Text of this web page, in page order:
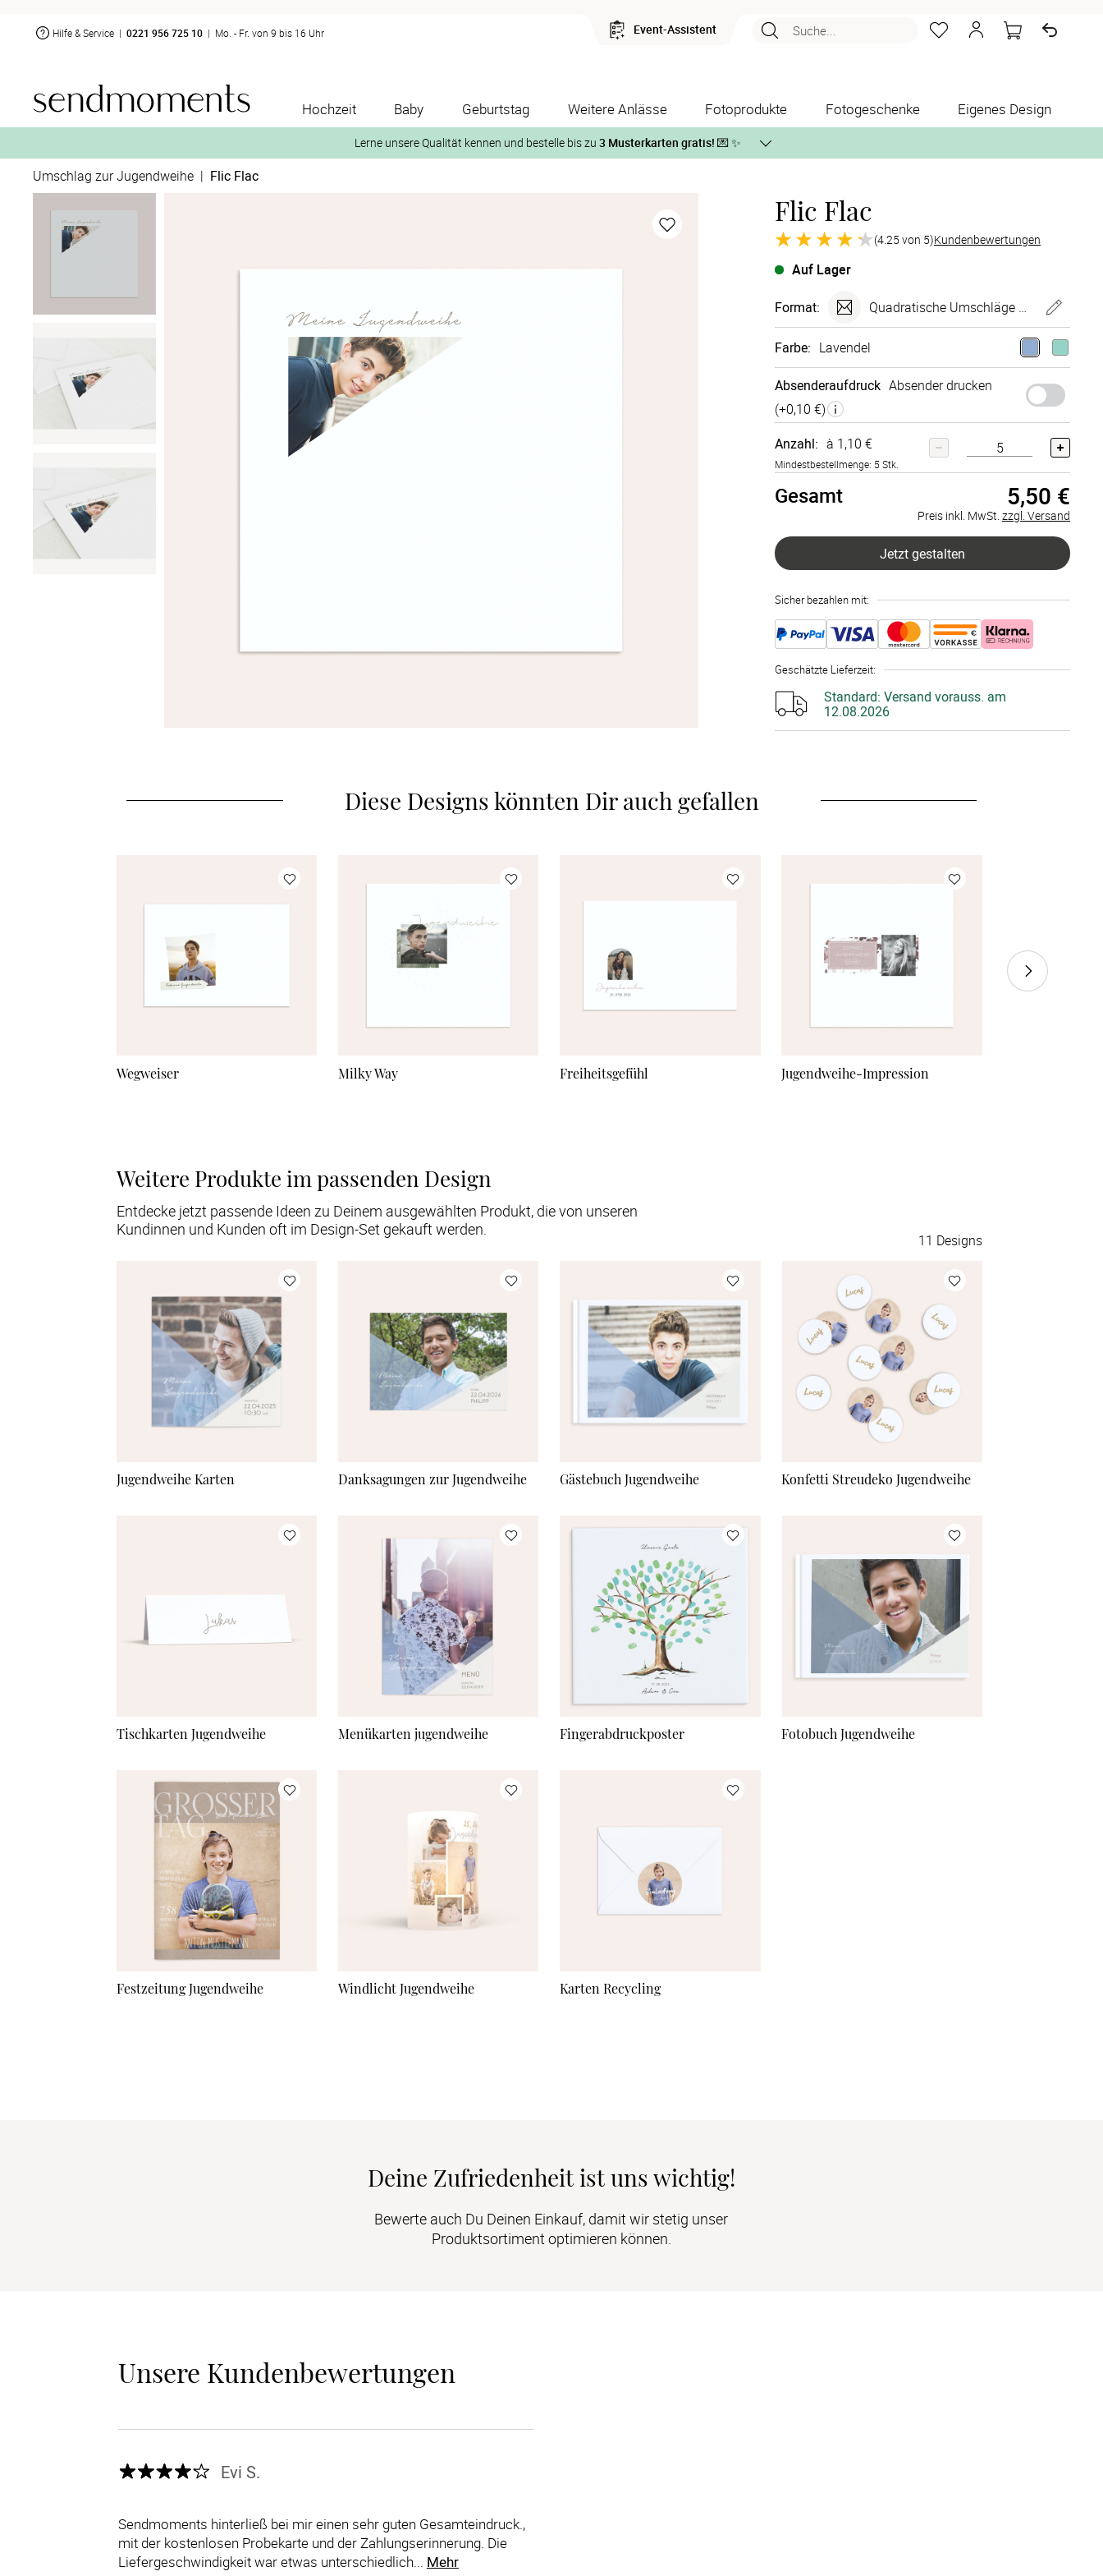
Hilfe & Service | 0221 956 725 10 | Mo. - Fr. von 9 bis 16 Uhr Event-Assistent Suche...
Hochzeit Baby Geburtstag Weitere Anlässe Fotoprodukte Fotogeschenke Eigenes Design
Lerne unsere Qualität kennen und bestelle bis zu 3 Musterkarten gratis! 💌 ✨
auf der jeweiligen Produktseite und lasse Dir die Karten kostenlos per Post zusenden.
Umschlag zur Jugendweihe | Flic Flac
Flic Flac
(4.25 von 5)Kundenbewertungen
Auf Lager
Format: Quadratische Umschläge 155x155 mm
Farbe: Lavendel
Absenderaufdruck Absender drucken
(+0,10 €)
Anzahl: à 1,10 €
Mindestbestellmenge: 5 Stk.
Gesamt 5,50 €
Preis inkl. MwSt. zzgl. Versand
Jetzt gestalten
Sicher bezahlen mit:
Geschätzte Lieferzeit:
Standard: Versand vorauss. am
12.08.2026
Diese Designs könnten Dir auch gefallen
Wegweiser Milky Way Freiheitsgefühl Jugendweihe-Impression
Weitere Produkte im passenden Design
Entdecke jetzt passende Ideen zu Deinem ausgewählten Produkt, die von unseren
Kundinnen und Kunden oft im Design-Set gekauft werden.
11 Designs
Jugendweihe Karten Danksagungen zur Jugendweihe Gästebuch Jugendweihe Konfetti Streudeko Jugendweihe
Tischkarten Jugendweihe Menükarten jugendweihe Fingerabdruckposter Fotobuch Jugendweihe
Festzeitung Jugendweihe Windlicht Jugendweihe Karten Recycling
Deine Zufriedenheit ist uns wichtig!
Bewerte auch Du Deinen Einkauf, damit wir stetig unser
Produktsortiment optimieren können.
Unsere Kundenbewertungen
Evi S.
Sendmoments hinterließ bei mir einen sehr guten Gesamteindruck.,
mit der kostenlosen Probekarte und der Zahlungserinnerung. Die
Liefergeschwindigkeit war etwas unterschiedlich...
Mehr